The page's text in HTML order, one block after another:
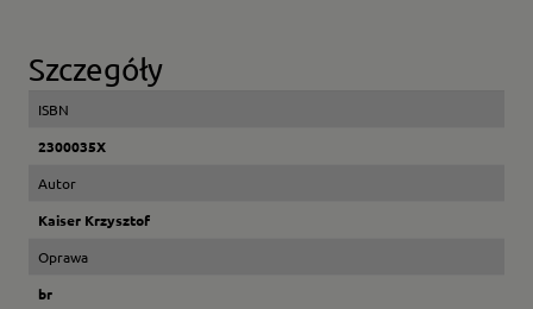
Szczegóły
ISBN
2300035X
Autor
Kaiser Krzysztof
Oprawa
br